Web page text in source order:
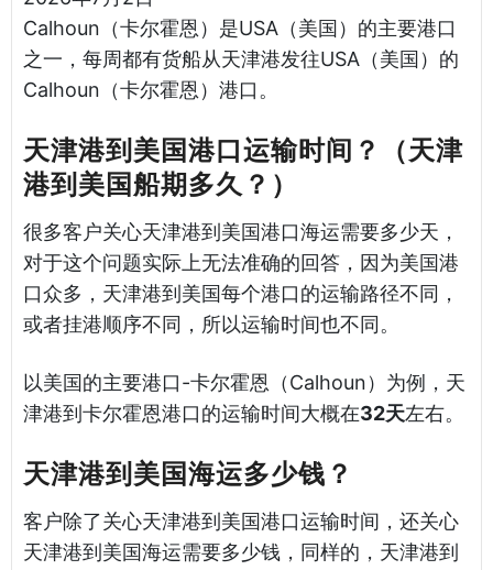
Calhoun（卡尔霍恩）是USA（美国）的主要港口
之一，每周都有货船从天津港发往USA（美国）的
Calhoun（卡尔霍恩）港口。
天津港到美国港口运输时间？（天津
港到美国船期多久？）
很多客户关心天津港到美国港口海运需要多少天，
对于这个问题实际上无法准确的回答，因为美国港
口众多，天津港到美国每个港口的运输路径不同，
或者挂港顺序不同，所以运输时间也不同。
以美国的主要港口-卡尔霍恩（Calhoun）为例，天
津港到卡尔霍恩港口的运输时间大概在32天左右。
天津港到美国海运多少钱？
客户除了关心天津港到美国港口运输时间，还关心
天津港到美国海运需要多少钱，同样的，天津港到